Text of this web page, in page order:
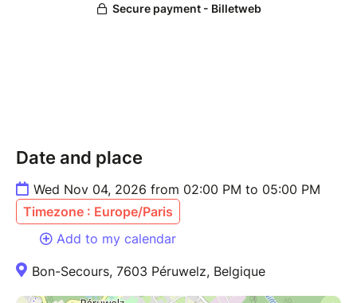
Date and place
Wed Nov 04, 2026 from 02:00 PM to 05:00 PM
Timezone : Europe/Paris
Add to my calendar
Bon-Secours, 7603 Péruwelz, Belgique